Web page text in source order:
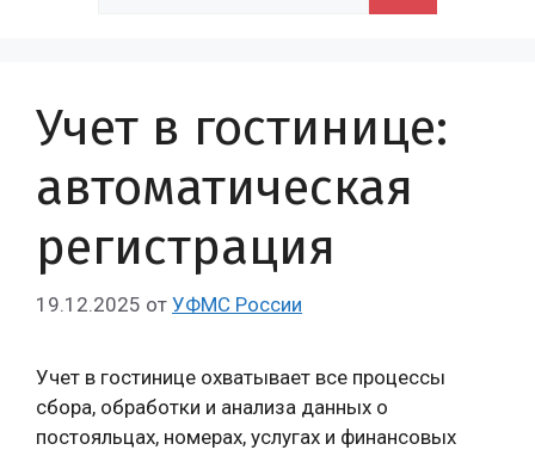
Учет в гостинице:
автоматическая
регистрация
19.12.2025 от УФМС России
Учет в гостинице охватывает все процессы
сбора, обработки и анализа данных о
постояльцах, номерах, услугах и финансовых